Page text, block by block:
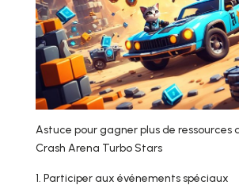
Astuce pour gagner plus de ressources
Crash Arena Turbo Stars
Participer aux événements spéciaux